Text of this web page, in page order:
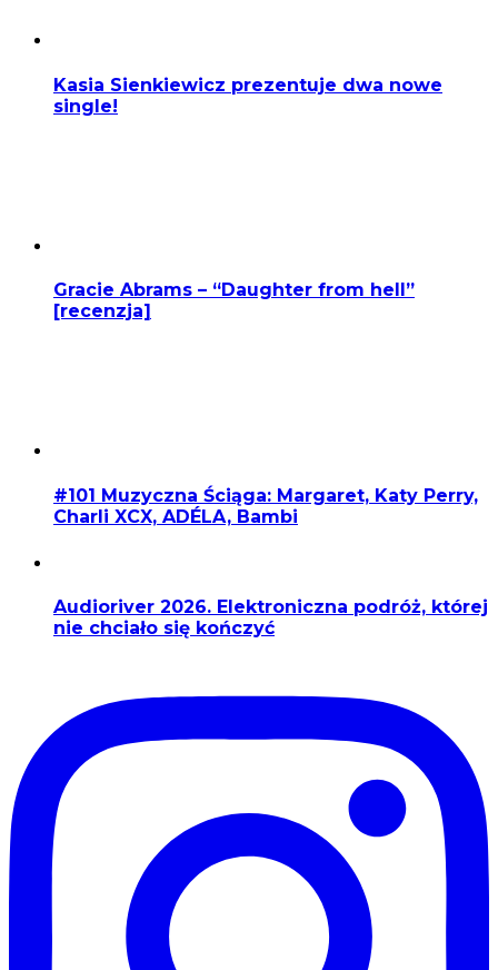
Kasia Sienkiewicz prezentuje dwa nowe
single!
Gracie Abrams – “Daughter from hell”
[recenzja]
#101 Muzyczna Ściąga: Margaret, Katy Perry,
Charli XCX, ADÉLA, Bambi
Audioriver 2026. Elektroniczna podróż, której
nie chciało się kończyć